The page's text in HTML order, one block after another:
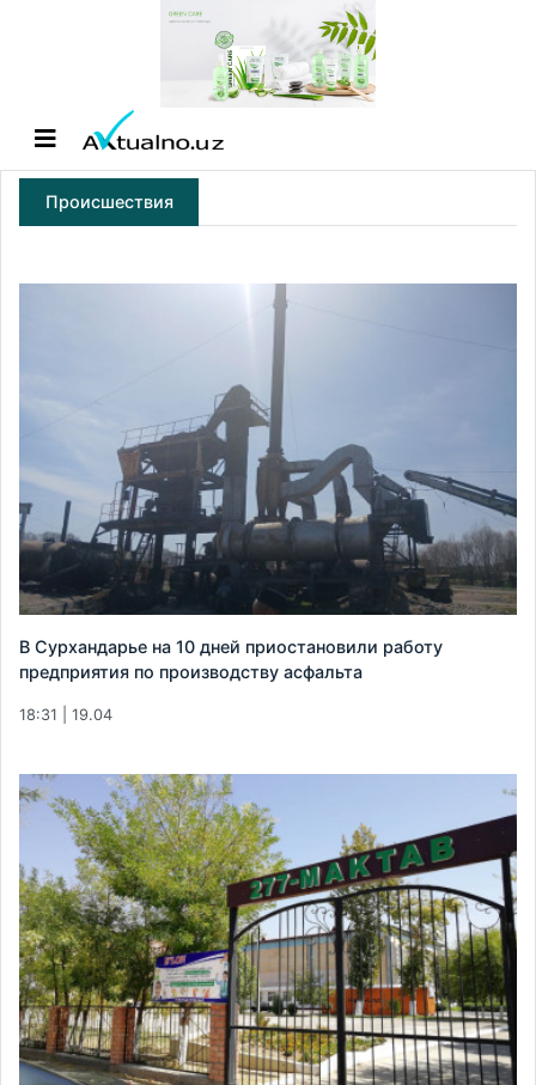
Происшествия
В Сурхандарье на 10 дней приостановили работу
предприятия по производству асфальта
18:31 | 19.04